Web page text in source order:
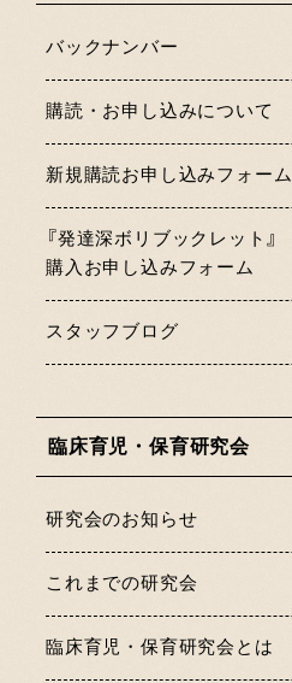
バックナンバー
購読・お申し込みについて
新規購読お申し込みフォーム
『発達深ボリブックレット』
購入お申し込みフォーム
スタッフブログ
臨床育児・保育研究会
研究会のお知らせ
これまでの研究会
臨床育児・保育研究会とは